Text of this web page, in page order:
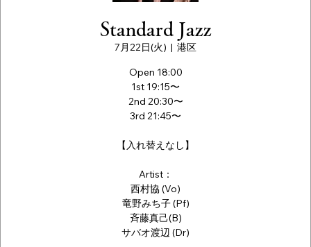
Standard Jazz
7月22日(火)
  |
港区
Open 18:00
1st 19:15〜
2nd 20:30〜
3rd 21:45〜
【入れ替えなし】
Artist：
西村協 (Vo)
竜野みち子 (Pf)
斉藤真己(B)
サバオ渡辺 (Dr)